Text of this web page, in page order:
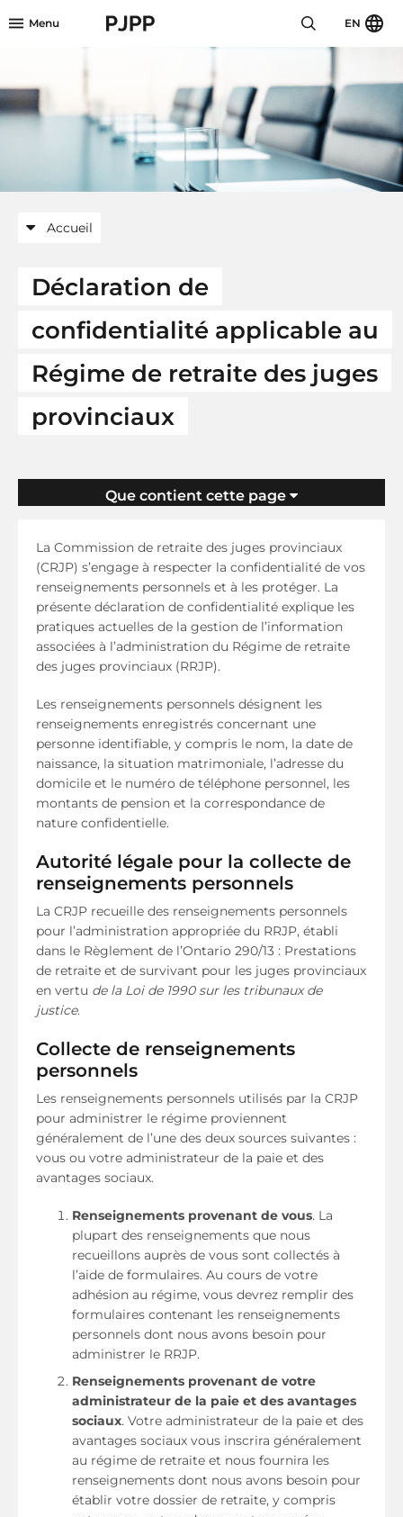
Menu go to OPB home page EN
Accueil
Déclaration de
confidentialité applicable au
Régime de retraite des juges
provinciaux
Que contient cette page
La Commission de retraite des juges provinciaux
(CRJP) s’engage à respecter la confidentialité de vos
renseignements personnels et à les protéger. La
présente déclaration de confidentialité explique les
pratiques actuelles de la gestion de l’information
associées à l’administration du Régime de retraite
des juges provinciaux (RRJP).
Les renseignements personnels désignent les
renseignements enregistrés concernant une
personne identifiable, y compris le nom, la date de
naissance, la situation matrimoniale, l’adresse du
domicile et le numéro de téléphone personnel, les
montants de pension et la correspondance de
nature confidentielle.
Autorité légale pour la collecte de
renseignements personnels
La CRJP recueille des renseignements personnels
pour l’administration appropriée du RRJP, établi
dans le Règlement de l’Ontario 290/13 : Prestations
de retraite et de survivant pour les juges provinciaux
en vertu de la Loi de 1990 sur les tribunaux de
justice.
Collecte de renseignements
personnels
Les renseignements personnels utilisés par la CRJP
pour administrer le régime proviennent
généralement de l’une des deux sources suivantes :
vous ou votre administrateur de la paie et des
avantages sociaux.
Renseignements provenant de vous. La
plupart des renseignements que nous
recueillons auprès de vous sont collectés à
l’aide de formulaires. Au cours de votre
adhésion au régime, vous devrez remplir des
formulaires contenant les renseignements
personnels dont nous avons besoin pour
administrer le RRJP.
Renseignements provenant de votre
administrateur de la paie et des avantages
sociaux. Votre administrateur de la paie et des
avantages sociaux vous inscrira généralement
au régime de retraite et nous fournira les
renseignements dont nous avons besoin pour
établir votre dossier de retraite, y compris